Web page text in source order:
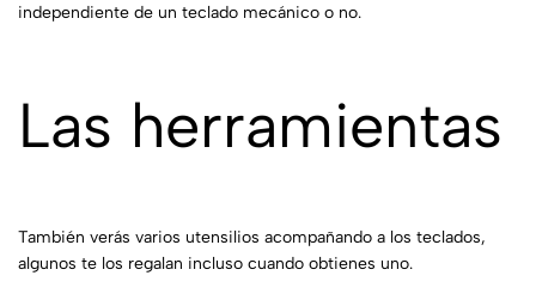
independiente de un teclado mecánico o no.
Las herramientas
También verás varios utensilios acompañando a los teclados,
algunos te los regalan incluso cuando obtienes uno.